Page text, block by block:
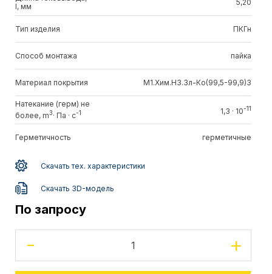
l, мм
5,20
Тип изделия ПКГн
Способ монтажа пайка
Материал покрытия М1.Хим.Н3.Зл-Ко(99,5-99,9)3
Натекание (герм) не
более, m3· Па · c-1 1,3 · 10-11
Герметичность герметичные
Скачать тех. характеристики
Скачать 3D-модель
По запросу
- +